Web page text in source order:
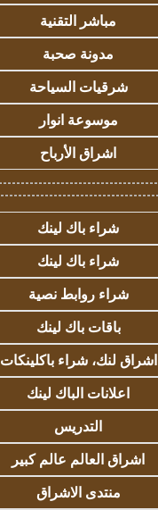
مباشر التقنية
مدونة صحبة
شرقيات السياحة
موسوعة انوار
اشراق الأرباح
شراء باك لينك
شراء باك لينك
شراء روابط نصية
باقات باك لينك
اشراق لنك، شراء باكلينكات
اعلانات الباك لينك
التدريس
اشراق العالم عالم كبير
منتدى الاشراق